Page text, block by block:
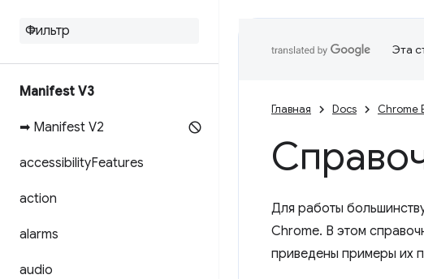
Manifest V3
➡ Manifest V2
accessibilityFeatures
action
alarms
audio
Эта
Главная Docs Chrome
Для работы
Chrome. В этом
приведены примеры их